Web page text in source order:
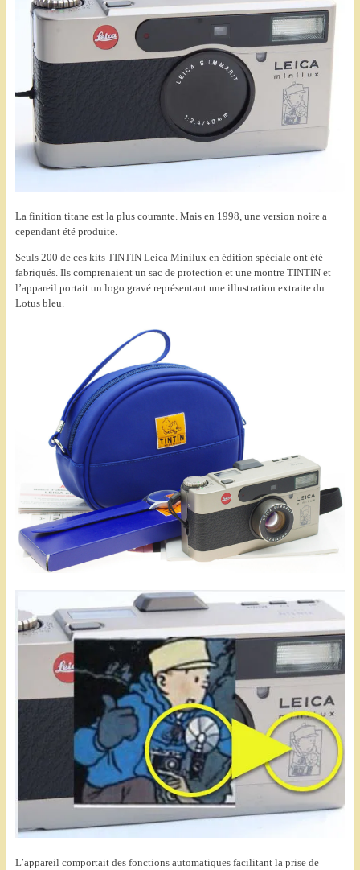
La finition titane est la plus courante. Mais en 1998, une version noire a
cependant été produite.
Seuls 200 de ces kits TINTIN Leica Minilux en édition spéciale ont été
fabriqués. Ils comprenaient un sac de protection et une montre TINTIN et
l’appareil portait un logo gravé représentant une illustration extraite du
Lotus bleu.
L’appareil comportait des fonctions automatiques facilitant la prise de